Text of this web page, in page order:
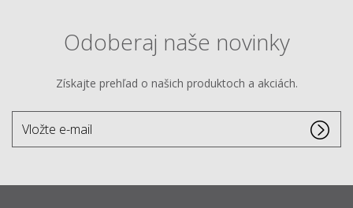
Odoberaj naše novinky
Získajte prehľad o našich produktoch a akciách.